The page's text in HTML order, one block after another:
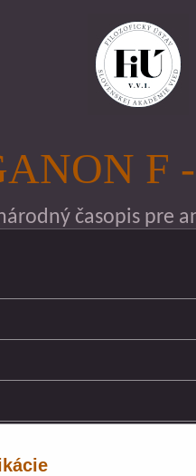
F
časopis pre